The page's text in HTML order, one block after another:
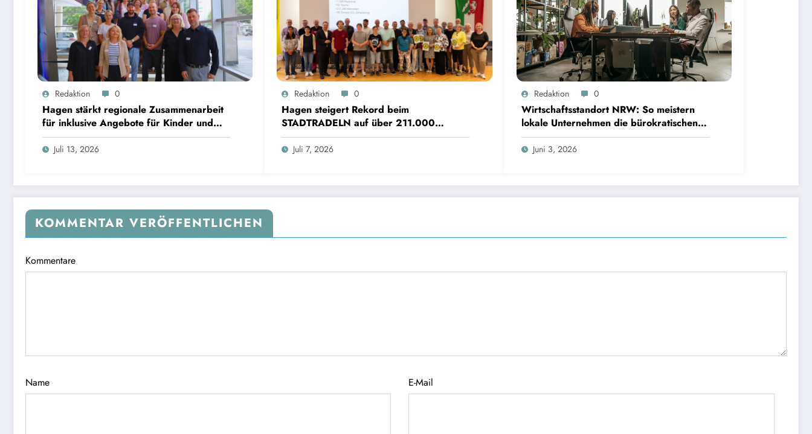
Redaktion 0
Hagen stärkt regionale Zusammenarbeit
für inklusive Angebote für Kinder und
Jugendliche
Juli 13, 2026
Redaktion 0
Hagen steigert Rekord beim
STADTRADELN auf über 211.000
Kilometer und spart 35 Tonnen CO2
Juli 7, 2026
Redaktion 0
Wirtschaftsstandort NRW: So meistern
lokale Unternehmen die bürokratischen
Hürden
Juni 3, 2026
KOMMENTAR VERÖFFENTLICHEN
Kommentare
Name E-Mail